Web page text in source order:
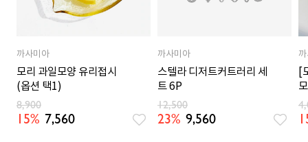
까사미아
모리 과일모양 유리접시
(옵션 택1)
8,900
15% 7,560
까사미아
스텔라 디저트커트러리 세
트 6P
12,500
23% 9,560
[